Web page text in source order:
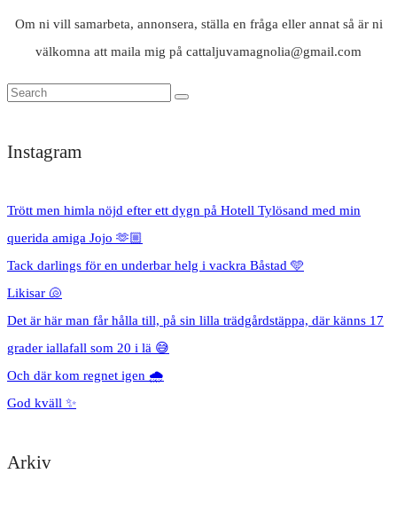
Om ni vill samarbeta, annonsera, ställa en fråga eller annat så är ni
välkomna att maila mig på cattaljuvamagnolia@gmail.com
Instagram
Trött men himla nöjd efter ett dygn på Hotell Tylösand med min
querida amiga Jojo 🫶🏼
Tack darlings för en underbar helg i vackra Båstad 🩵
Likisar 🐚
Det är här man får hålla till, på sin lilla trädgårdstäppa, där känns 17
grader iallafall som 20 i lä 😅
Och där kom regnet igen 🌧️
God kväll ✨
Arkiv